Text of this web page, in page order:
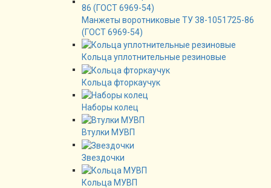
Манжеты воротниковые ТУ 38-1051725-86
(ГОСТ 6969-54)
Кольца уплотнительные резиновые
Кольца фторкаучук
Наборы колец
Втулки МУВП
Звездочки
Кольца МУВП